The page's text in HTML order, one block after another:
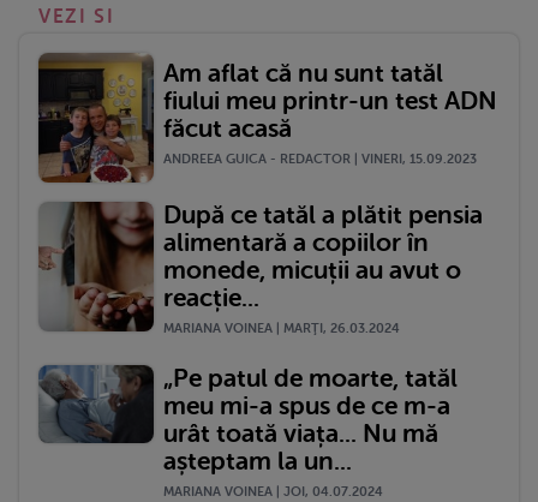
VEZI SI
Am aflat că nu sunt tatăl
fiului meu printr-un test ADN
făcut acasă
ANDREEA GUICA - REDACTOR | VINERI, 15.09.2023
După ce tatăl a plătit pensia
alimentară a copiilor în
monede, micuții au avut o
reacție...
MARIANA VOINEA | MARŢI, 26.03.2024
„Pe patul de moarte, tatăl
meu mi-a spus de ce m-a
urât toată viața... Nu mă
așteptam la un...
MARIANA VOINEA | JOI, 04.07.2024